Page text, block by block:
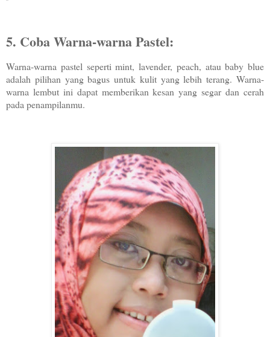
5. Coba Warna-warna Pastel:
Warna-warna pastel seperti mint, lavender, peach, atau baby blue
adalah pilihan yang bagus untuk kulit yang lebih terang. Warna-
warna lembut ini dapat memberikan kesan yang segar dan cerah
pada penampilanmu.